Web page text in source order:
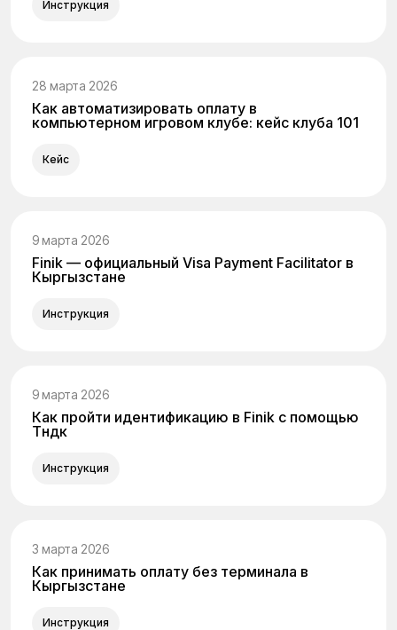
Инструкция
28 марта 2026
Как автоматизировать оплату в
компьютерном игровом клубе: кейс клуба 101
Кейс
9 марта 2026
Finik — официальный Visa Payment Facilitator в
Кыргызстане
Инструкция
9 марта 2026
Как пройти идентификацию в Finik с помощью
Түндүк
Инструкция
3 марта 2026
Как принимать оплату без терминала в
Кыргызстане
Инструкция